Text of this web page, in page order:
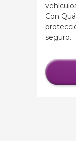
Con
seguro.